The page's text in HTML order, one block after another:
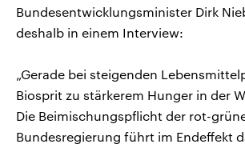
Bundesentwicklungsminister Dirk
deshalb in einem Interview:
„Gerade bei steigenden
Biosprit zu stärkerem Hunger in der
Die Beimischungspflicht der rot-
Bundesregierung führt im Endeffekt